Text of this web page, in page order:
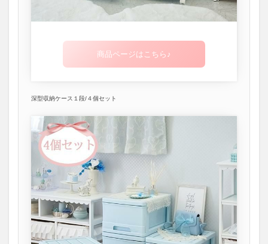
商品ページはこちら♪
深型収納ケース１段/４個セット